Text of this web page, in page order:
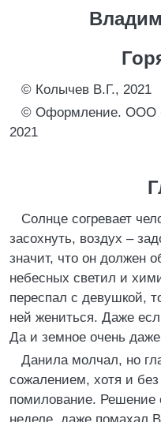
© Колычев В.Г., 2021
© Оформление. ООО
2021
Солнце согревает
засохнуть, воздух –
значит, что он должен
небесных светил и
переспал с девушкой,
ней жениться. Даже
Да и земное очень даже
Данила молчал, но
сожалением, хотя и
помилование.